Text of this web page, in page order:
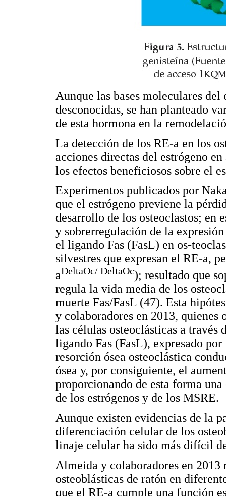
Aunque las bases moleculares
desconocidas, se han planteado
de esta hormona en la
La detección de los RE-a en los
acciones directas del estrógeno
los efectos beneficiosos sobre el
Experimentos publicados por
que el estrógeno previene la
desarrollo de los osteoclastos; en
y sobrerregulación de la
el ligando Fas (FasL) en os-
silvestres que expresan el RE-a,
aDeltaOc/ DeltaOc); resultado que
regula la vida media de los
muerte Fas/FasL (47). Esta
y colaboradores en 2013, quienes
las células osteoclásticas a
ligando Fas (FasL), expresado
resorción ósea osteoclástica
ósea y, por consiguiente, el
proporcionando de esta forma
de los estrógenos y de los MSRE.
Aunque existen evidencias de la
diferenciación celular de los
linaje celular ha sido más difícil
Almeida y colaboradores en
osteoblásticas de ratón en
que el RE-a cumple una función